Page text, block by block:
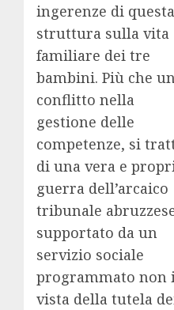
ingerenze di questa
struttura sulla vita
familiare dei tre
bambini. Più che un
conflitto nella
gestione delle
competenze, si
di una vera e
guerra dell’arcaico
tribunale
supportato da un
servizio sociale
programmato non
vista della tutela